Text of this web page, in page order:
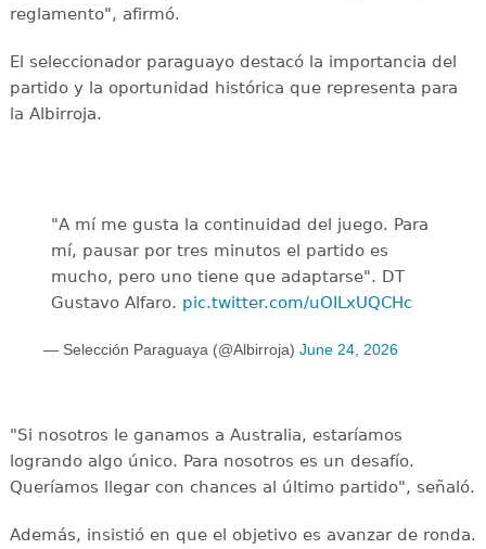
reglamento", afirmó.
El seleccionador paraguayo destacó la importancia del
partido y la oportunidad histórica que representa para
la Albirroja.
"A mí me gusta la continuidad del juego. Para
mí, pausar por tres minutos el partido es
mucho, pero uno tiene que adaptarse". DT
Gustavo Alfaro. pic.twitter.com/uOILxUQCHc
— Selección Paraguaya (@Albirroja) June 24, 2026
"Si nosotros le ganamos a Australia, estaríamos
logrando algo único. Para nosotros es un desafío.
Queríamos llegar con chances al último partido", señaló.
Además, insistió en que el objetivo es avanzar de ronda.